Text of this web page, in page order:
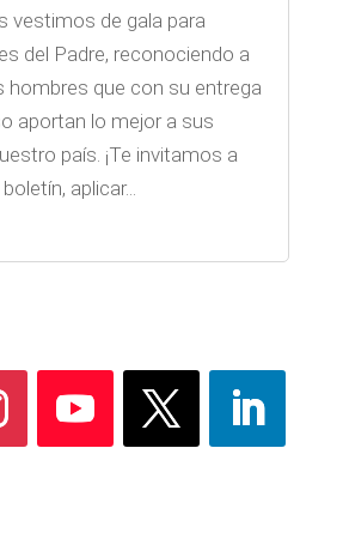
vestimos de gala para
del Padre, reconociendo a
hombres que con su entrega
aportan lo mejor a sus
país. ¡Te invitamos a
aplicar...